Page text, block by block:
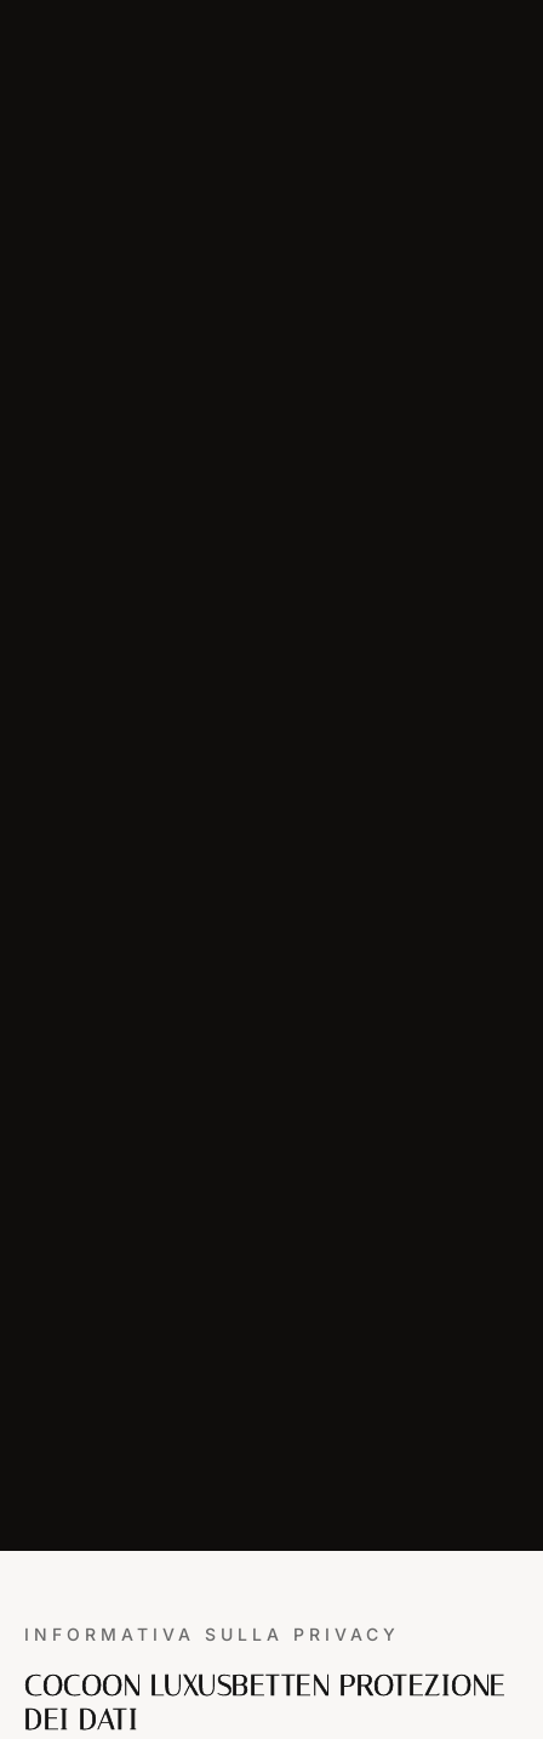
INFORMATIVA SULLA PRIVACY
COCOON LUXUSBETTEN PROTEZIONE
DEI DATI